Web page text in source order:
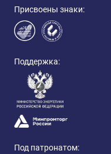
Присвоены знаки:
Поддержка:
Под патронатом: